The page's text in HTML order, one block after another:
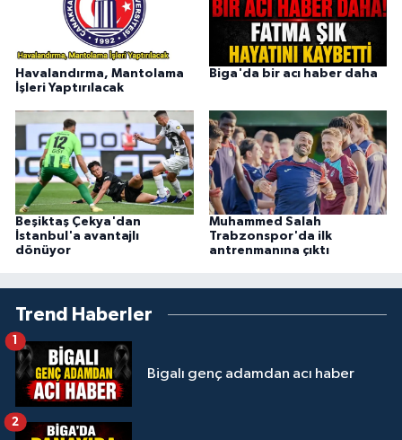
Havalandırma, Mantolama
İşleri Yaptırılacak
Biga'da bir acı haber daha
Beşiktaş Çekya'dan
İstanbul'a avantajlı
dönüyor
Muhammed Salah
Trabzonspor'da ilk
antrenmanına çıktı
Trend Haberler
Bigalı genç adamdan acı haber
1
2